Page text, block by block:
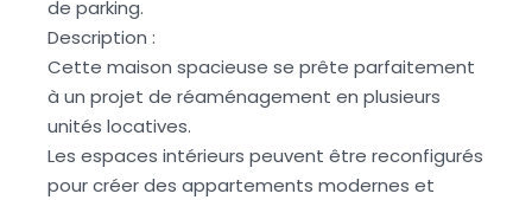
de parking.
Description :
Cette maison spacieuse se prête parfaitement
à un projet de réaménagement en plusieurs
unités locatives.
Les espaces intérieurs peuvent être reconfigurés
pour créer des appartements modernes et